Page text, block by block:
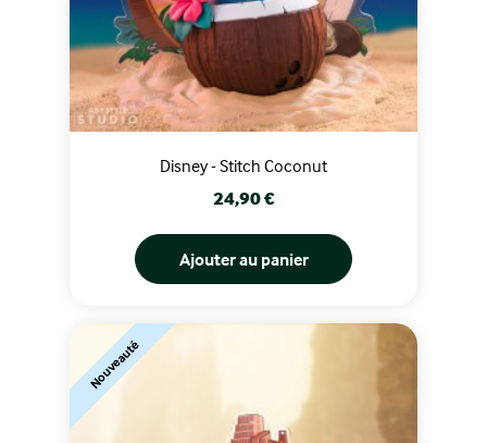
Disney - Stitch Coconut
Prix
24,90 €
Ajouter au panier
Nouveauté